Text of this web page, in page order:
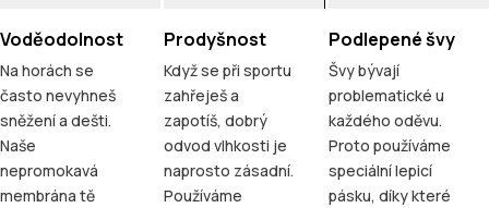
Voděodolnost
Na horách se
často nevyhneš
sněžení a dešti.
Naše
nepromokavá
membrána tě
Prodyšnost
Když se při sportu
zahřeješ a
zapotíš, dobrý
odvod vlhkosti je
naprosto zásadní.
Používáme
Podlepené švy
Švy bývají
problematické u
každého oděvu.
Proto používáme
speciální lepicí
pásku, díky které